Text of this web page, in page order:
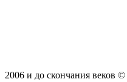
2006 и до скончания веков ©